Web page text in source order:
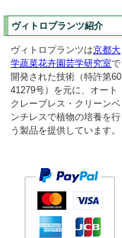
ヴィトロプランツ紹介
ヴィトロプランツは京都大
学蔬菜花卉園芸学研究室で
開発された技術（特許第60
41279号）を元に、オート
クレーブレス・クリーンベ
ンチレスで植物の培養を行
う製品を提供しています。